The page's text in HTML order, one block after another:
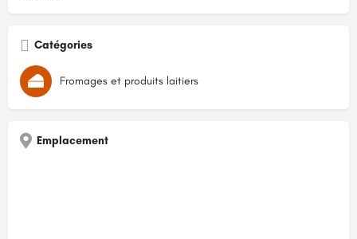
Catégories
Fromages et produits laitiers
Emplacement